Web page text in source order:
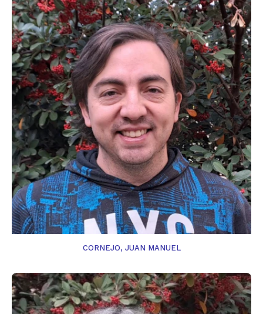
CORNEJO, JUAN MANUEL